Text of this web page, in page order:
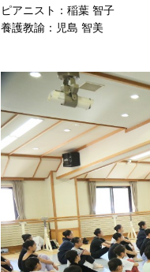
ピアニスト：稲葉 智子
養護教諭：児島 智美